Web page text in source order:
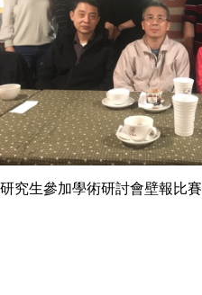
研究生參加學術研討會壁報比賽